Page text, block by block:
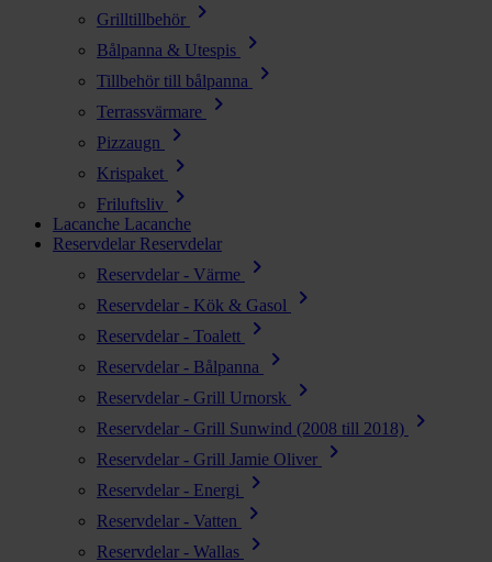
Grilltillbehör chevron_right
Bålpanna & Utespis chevron_right
Tillbehör till bålpanna chevron_right
Terrassvärmare chevron_right
Pizzaugn chevron_right
Krispaket chevron_right
Friluftsliv chevron_right
Lacanche Lacanche
Reservdelar Reservdelar
Reservdelar - Värme
chevron_right
Reservdelar - Kök & Gasol chevron_right
Reservdelar - Toalett chevron_right
Reservdelar - Bålpanna chevron_right
Reservdelar - Grill Urnorsk chevron_right
Reservdelar - Grill Sunwind (2008 till 2018) chevron_right
Reservdelar - Grill Jamie Oliver chevron_right
Reservdelar - Energi chevron_right
Reservdelar - Vatten chevron_right
Reservdelar - Wallas
chevron_right